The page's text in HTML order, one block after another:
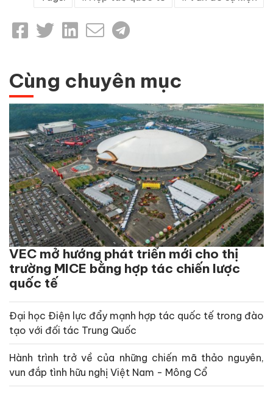
Cùng chuyên mục
VEC mở hướng phát triển mới cho thị
trường MICE bằng hợp tác chiến lược
quốc tế
Đại học Điện lực đẩy mạnh hợp tác quốc tế trong đào
tạo với đối tác Trung Quốc
Hành trình trở về của những chiến mã thảo nguyên,
vun đắp tình hữu nghị Việt Nam - Mông Cổ